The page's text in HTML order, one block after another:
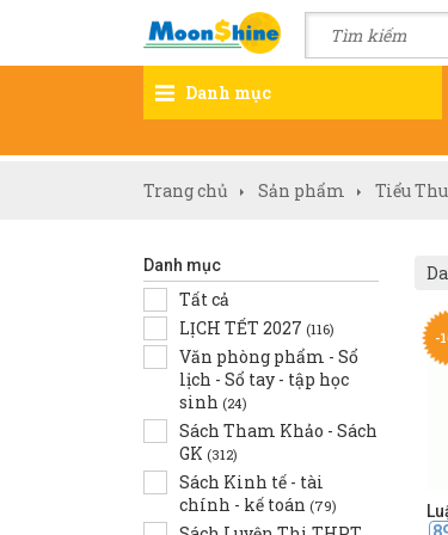
Danh mục
Trang chủ Sản phẩm Tiểu
Danh mục
Tất cả
LỊCH TẾT 2027 (116)
Văn phòng phẩm - Sổ
lịch - Sổ tay - tập học
sinh (24)
Sách Tham Khảo - Sách
GK (312)
Sách Kinh tế - tài
chính - kế toán (79)
-